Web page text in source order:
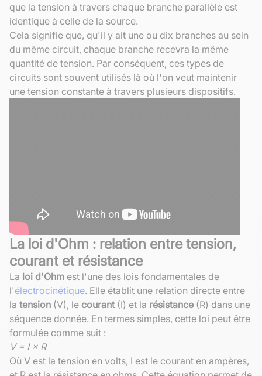
que la tension à travers chaque branche parallèle est
identique à celle de la source.
Cela signifie que, qu'il y ait une ou dix branches au sein
du même circuit, chaque branche recevra la même
quantité de tension. Par conséquent, ces types de
circuits sont souvent utilisés là où l'on veut maintenir
une tension constante à travers plusieurs dispositifs.
La loi d'Ohm : relation entre tension,
courant et résistance
La loi d'Ohm est l'une des lois fondamentales de
l'électrocinétique. Elle établit une relation directe entre
la tension (V), le courant(I) et la résistance (R) dans une
séquence donnée. En termes simples, cette loi peut être
formulée comme suit :
V = I × R
Où V est la tension en volts, I est le courant en ampères,